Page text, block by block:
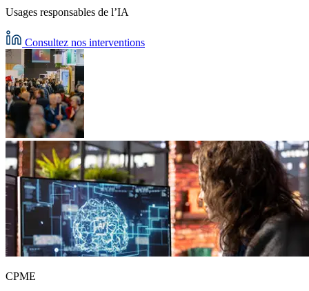
Usages responsables de l’IA
Consultez nos interventions
CPME